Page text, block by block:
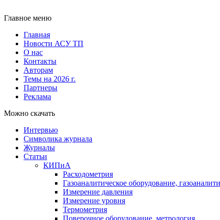
Главное меню
Главная
Новости АСУ ТП
О нас
Контакты
Авторам
Темы на 2026 г.
Партнеры
Реклама
Можно скачать
Интервью
Символика журнала
Журналы
Статьи
КИПиА
Расходометрия
Газоаналитическое оборудование,
Измерение давления
Измерение уровня
Термометрия